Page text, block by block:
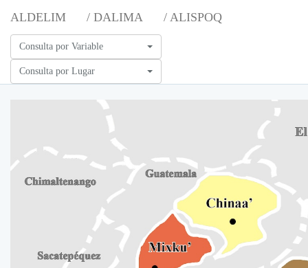
ALDELIM / DALIMA / ALISPOQ
Consulta por Variable
Consulta por Lugar